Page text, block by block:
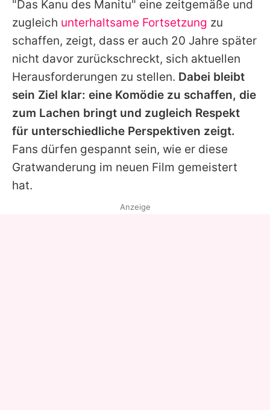
"Das Kanu des Manitu" eine zeitgemäße und
zugleich unterhaltsame Fortsetzung zu
schaffen, zeigt, dass er auch 20 Jahre später
nicht davor zurückschreckt, sich aktuellen
Herausforderungen zu stellen. Dabei bleibt
sein Ziel klar: eine Komödie zu schaffen, die
zum Lachen bringt und zugleich Respekt
für unterschiedliche Perspektiven zeigt.
Fans dürfen gespannt sein, wie er diese
Gratwanderung im neuen Film gemeistert
hat.
Anzeige